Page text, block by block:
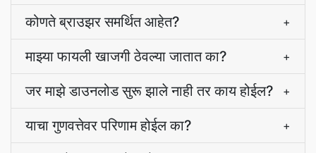
कोणते ब्राउझर समर्थित आहेत? +
माझ्या फायली खाजगी ठेवल्या जातात का? +
जर माझे डाउनलोड सुरू झाले नाही तर काय होईल? +
याचा गुणवत्तेवर परिणाम होईल का? +